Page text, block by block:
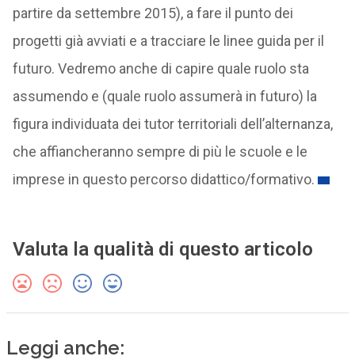
partire da settembre 2015), a fare il punto dei
progetti già avviati e a tracciare le linee guida per il
futuro. Vedremo anche di capire quale ruolo sta
assumendo e (quale ruolo assumerà in futuro) la
figura individuata dei tutor territoriali dell’alternanza,
che affiancheranno sempre di più le scuole e le
imprese in questo percorso didattico/formativo.
Valuta la qualità di questo articolo
Leggi anche: